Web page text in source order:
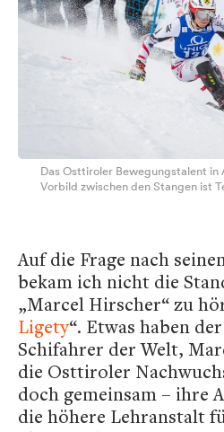
Das Osttiroler Bewegungstalent
Vorbild zwischen den Stangen ist
Auf die Frage nach
bekam ich nicht die
„Marcel Hirscher“ zu
Ligety“. Etwas haben
Schifahrer der Welt,
die Osttiroler
doch gemeinsam – ihre
die höhere Lehranstalt